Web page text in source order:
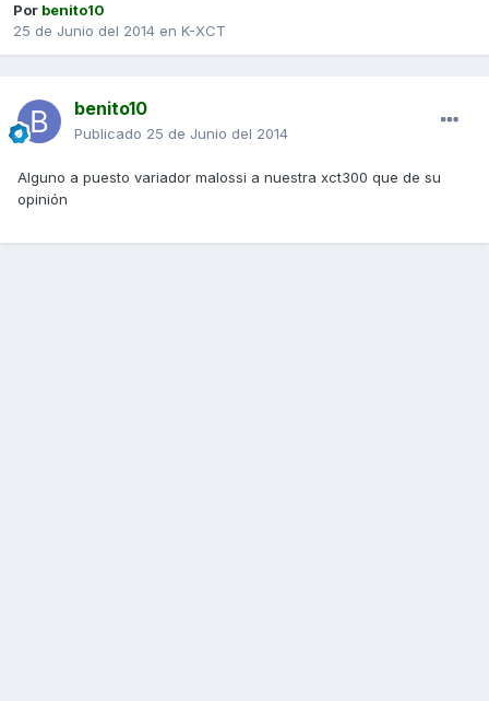
Por benito10
25 de Junio del 2014 en K-XCT
benito10
Publicado 25 de Junio del 2014
Alguno a puesto variador malossi a nuestra xct300 que de su
opinión